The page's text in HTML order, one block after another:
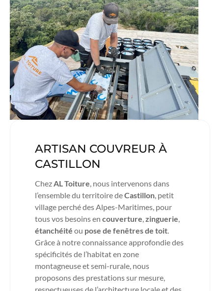
ARTISAN COUVREUR À
CASTILLON
ChezAL Toiture, nous intervenons dans
l’ensemble du territoire deCastillon, petit
village perché des Alpes-Maritimes, pour
tous vos besoins en couverture,zinguerie,
étanchéité ou pose de fenêtres de toit.
Grâce à notre connaissance approfondie des
spécificités de l’habitat en zone
montagneuse et semi-rurale, nous
proposons des prestations sur mesure,